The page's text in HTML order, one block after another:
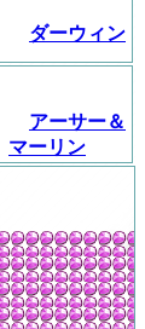
ダーウィン
アーサー＆
マーリン